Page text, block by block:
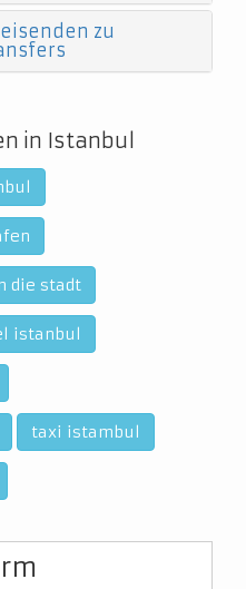
zu
in Istanbul
die stadt
istanbul
taxi istambul